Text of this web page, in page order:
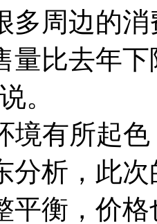
多周边的
量比去年
。
有所起色
分析，此
平衡，价